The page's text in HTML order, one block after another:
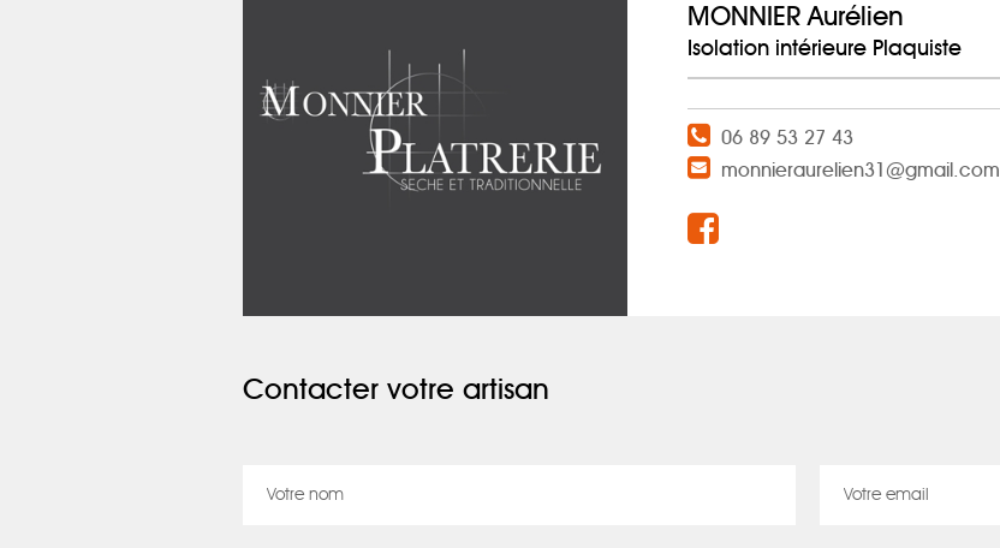
MONNIER Aurélien
Isolation intérieure Plaquiste
06 89 53 27 43
monnieraurelien31@gmail.com
Contacter votre artisan